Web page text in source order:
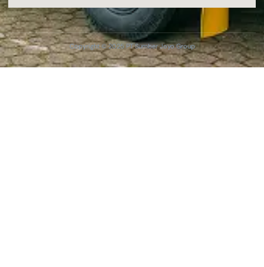
Copyright © 2025 PT Sumber Joyo Group